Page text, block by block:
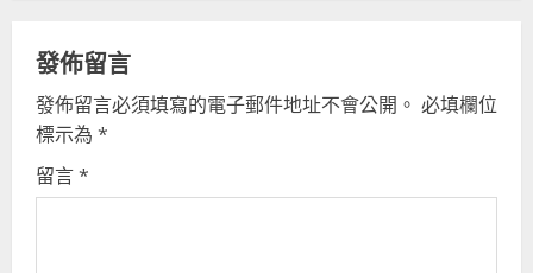
u
e
R
發佈留言
發佈留言必須填寫的電子郵件地址不會公開。 必填欄位
標示為 *
留言*